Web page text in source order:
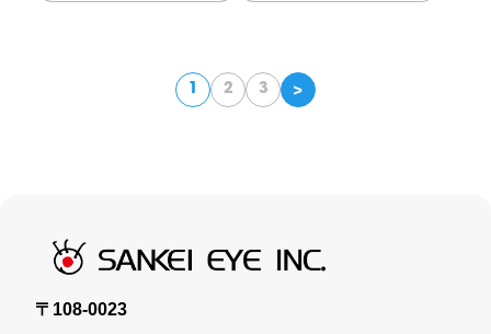
1 2 3 <
〒108-0023